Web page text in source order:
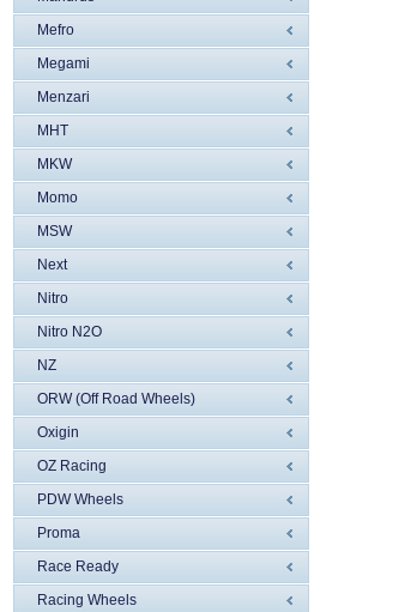
Mefro
Megami
Menzari
MHT
MKW
Momo
MSW
Next
Nitro
Nitro N2O
NZ
ORW (Off Road Wheels)
Oxigin
OZ Racing
PDW Wheels
Proma
Race Ready
Racing Wheels